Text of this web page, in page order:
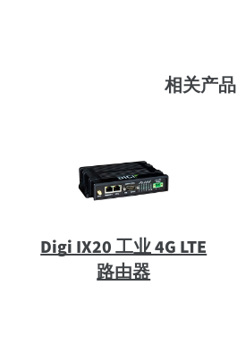
相关产品
Digi IX20 工业 4G LTE
路由器